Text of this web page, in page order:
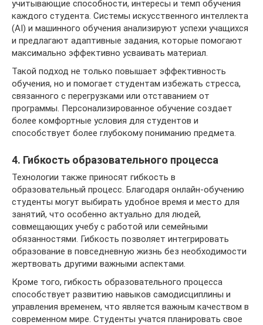
учитывающие способности, интересы и темп обучения
каждого студента. Системы искусственного интеллекта
(AI) и машинного обучения анализируют успехи учащихся
и предлагают адаптивные задания, которые помогают
максимально эффективно усваивать материал.
Такой подход не только повышает эффективность
обучения, но и помогает студентам избежать стресса,
связанного с перегрузками или отставанием от
программы. Персонализированное обучение создает
более комфортные условия для студентов и
способствует более глубокому пониманию предмета.
4. Гибкость образовательного процесса
Технологии также приносят гибкость в
образовательный процесс. Благодаря онлайн-обучению
студенты могут выбирать удобное время и место для
занятий, что особенно актуально для людей,
совмещающих учебу с работой или семейными
обязанностями. Гибкость позволяет интегрировать
образование в повседневную жизнь без необходимости
жертвовать другими важными аспектами.
Кроме того, гибкость образовательного процесса
способствует развитию навыков самодисциплины и
управления временем, что является важным качеством в
современном мире. Студенты учатся планировать свое